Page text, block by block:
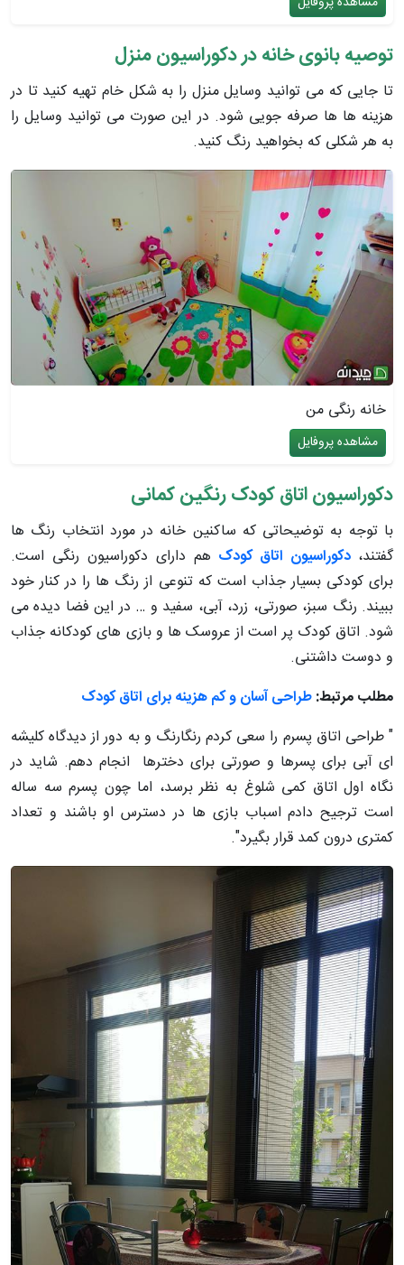
توصیه بانوی خانه در دکوراسیون منزل
تا جایی که می توانید وسایل منزل را به شکل خام تهیه کنید تا در
هزینه ها ها صرفه جویی شود. در این صورت می توانید وسایل را
به هر شکلی که بخواهید رنگ کنید.
خانه رنگی من
مشاهده پروفایل
دکوراسیون اتاق کودک رنگین کمانی
با توجه به توضیحاتی که ساکنین خانه در مورد انتخاب رنگ ها
گفتند، دکوراسیون اتاق کودک هم دارای دکوراسیون رنگی است.
برای کودکی بسیار جذاب است که تنوعی از رنگ ها را در کنار خود
ببیند. رنگ سبز، صورتی، زرد، آبی، سفید و … در این فضا دیده می
شود. اتاق کودک پر است از عروسک ها و بازی های کودکانه جذاب
و دوست داشتنی.
مطلب مرتبط:طراحی آسان و کم هزینه برای اتاق کودک
" طراحی اتاق پسرم را سعی کردم رنگارنگ و به دور از دیدگاه کلیشه
ای آبی برای پسرها و صورتی برای دخترها انجام دهم. شاید در
نگاه اول اتاق کمی شلوغ به نظر برسد، اما چون پسرم سه ساله
است ترجیح دادم اسباب بازی ها در دسترس او باشند و تعداد
کمتری درون کمد قرار بگیرد".